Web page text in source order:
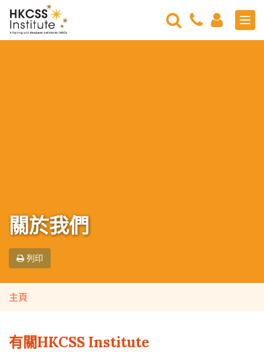
HKCSS
Search
Contact
Us
Login
關於我們
列印
主頁
有關HKCSS Institute